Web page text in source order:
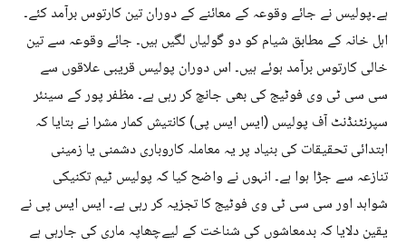
ہے۔پولیس نے جائے وقوعہ کے معائنے کے دوران تین کارتوس برآمد کئے۔
اہل خانہ کے مطابق شیام کو دو گولیاں لگیں ہیں۔ جائے وقوعہ سے تین
خالی کارتوس برآمد ہوئے ہیں۔ اس دوران پولیس قریبی علاقوں سے
سی سی ٹی وی فوٹیج کی بھی جانچ کر رہی ہے۔ مظفر پور کے سینئر
سپرنٹنڈنٹ آف پولیس (ایس ایس پی) کانتیش کمار مشرا نے بتایا کہ
ابتدائی تحقیقات کی بنیاد پر یہ معاملہ کاروباری دشمنی یا زمینی
تنازعہ سے جڑا ہوا ہے۔ انہوں نے واضح کیا کہ پولیس ٹیم تکنیکی
شواہد اور سی سی ٹی وی فوٹیج کا تجزیہ کر رہی ہے۔ ایس ایس پی نے
یقین دلایا کہ بدمعاشوں کی شناخت کے لیےچھاپہ ماری کی جارہی ہے